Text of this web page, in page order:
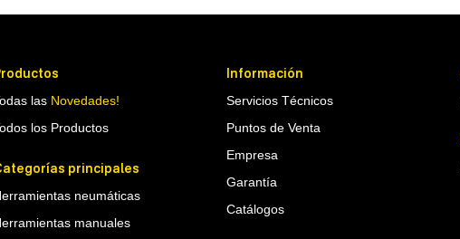
las Novedades!
los Productos
principales
neumáticas
manuales
Información
Servicios Técnicos
Puntos de Venta
Empresa
Garantía
Catálogos